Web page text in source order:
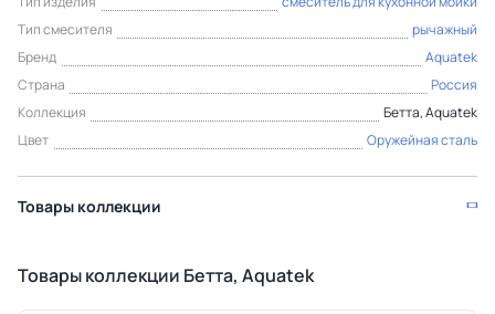
Тип смесителя
рычажный
Бренд
Aquatek
Страна
Россия
Коллекция
Бетта, Aquatek
Цвет
Оружейная сталь
Товары коллекции
Товары коллекции Бетта, Aquatek